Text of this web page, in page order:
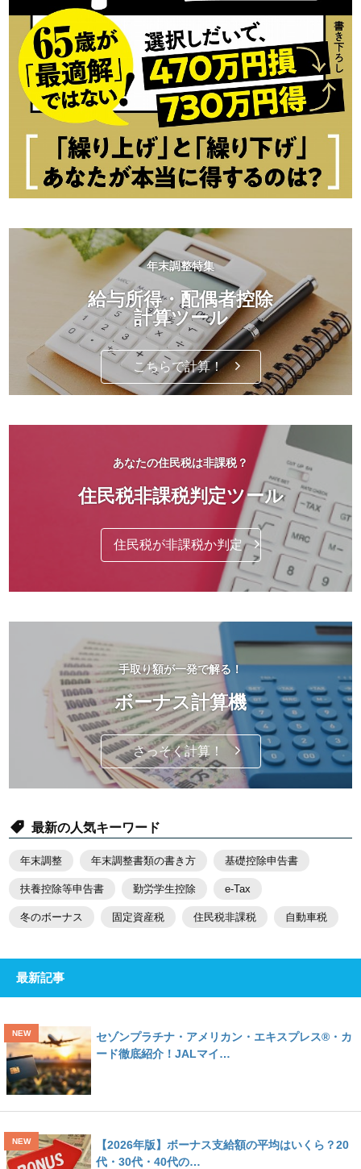
年末調整特集
給与所得・配偶者控除
計算ツール
こちらで計算！
あなたの住民税は非課税？
住民税非課税判定ツール
住民税が非課税か判定
手取り額が一発で解る！
ボーナス計算機
さっそく計算！
最新の人気キーワード
年末調整 年末調整書類の書き方 基礎控除申告書
扶養控除等申告書 勤労学生控除 e-Tax
冬のボーナス 固定資産税 住民税非課税 自動車税
最新記事
セゾンプラチナ・アメリカン・エキスプレス®・カ
ード徹底紹介！JALマイ…
【2026年版】ボーナス支給額の平均はいくら？20
代・30代・40代の…